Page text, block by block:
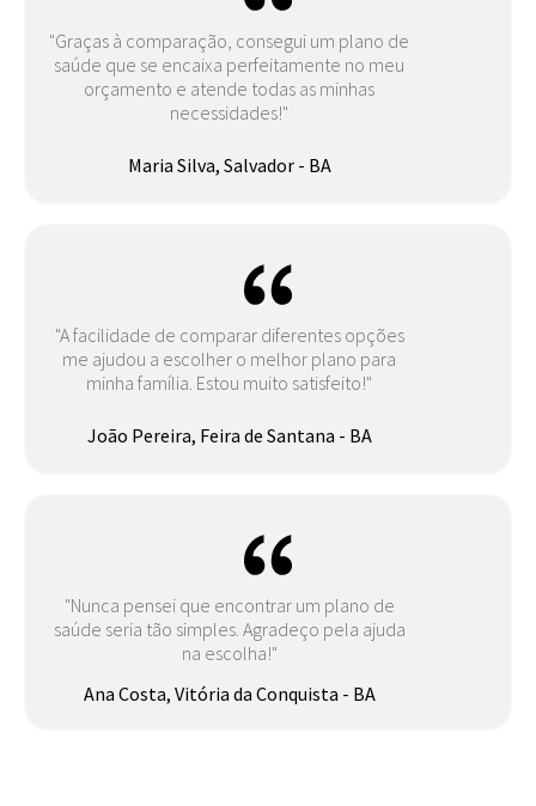
"Graças à comparação, consegui um plano de
saúde que se encaixa perfeitamente no meu
orçamento e atende todas as minhas
necessidades!"
Maria Silva, Salvador - BA
"A facilidade de comparar diferentes opções
me ajudou a escolher o melhor plano para
minha família. Estou muito satisfeito!"
João Pereira, Feira de Santana - BA
"Nunca pensei que encontrar um plano de
saúde seria tão simples. Agradeço pela ajuda
na escolha!"
Ana Costa, Vitória da Conquista - BA